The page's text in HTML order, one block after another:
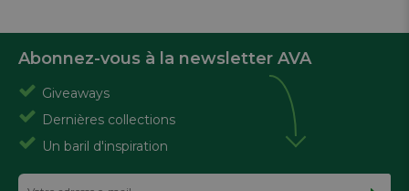
Abonnez-vous à la newsletter AVA
Giveaways
Dernières collections
Un baril d'inspiration